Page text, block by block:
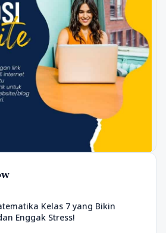
Kelas 7 yang Bikin
Enggak Stress!